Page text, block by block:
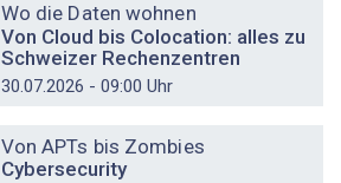
Wo die Daten wohnen
Von Cloud bis Colocation: alles zu
Schweizer Rechenzentren
30.07.2026 - 09:00 Uhr
Von APTs bis Zombies
Cybersecurity